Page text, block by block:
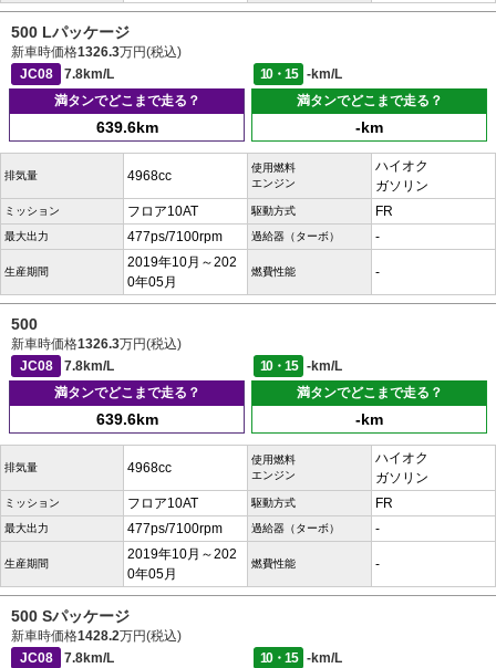
500 Lパッケージ
新車時価格1326.3万円(税込)
JC08
7.8km/L 10・15
-km/L
満タンでどこまで走る？
639.6km
満タンでどこまで走る？
-km
排気量 4968cc
使用燃料
エンジン
ハイオク
ガソリン
ミッション フロア10AT 駆動方式 FR
最大出力 477ps/7100rpm 過給器（ターボ） -
生産期間
2019年10月～202
0年05月
燃費性能 -
500
新車時価格1326.3万円(税込)
JC08
7.8km/L 10・15
-km/L
満タンでどこまで走る？
639.6km
満タンでどこまで走る？
-km
排気量 4968cc
使用燃料
エンジン
ハイオク
ガソリン
ミッション フロア10AT 駆動方式 FR
最大出力 477ps/7100rpm 過給器（ターボ） -
生産期間
2019年10月～202
0年05月
燃費性能 -
500 Sパッケージ
新車時価格1428.2万円(税込)
JC08
7.8km/L 10・15
-km/L